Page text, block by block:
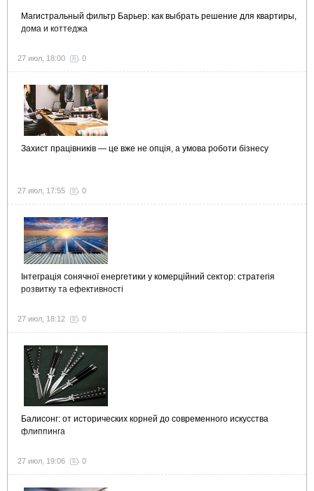
Магистральный фильтр Барьер: как выбрать решение для квартиры,
дома и коттеджа
27 июл, 18:00 0
Захист працівників — це вже не опція, а умова роботи бізнесу
27 июл, 17:55 0
Інтеграція сонячної енергетики у комерційний сектор: стратегія
розвитку та ефективності
27 июл, 18:12 0
Балисонг: от исторических корней до современного искусства
флиппинга
27 июл, 19:06 0